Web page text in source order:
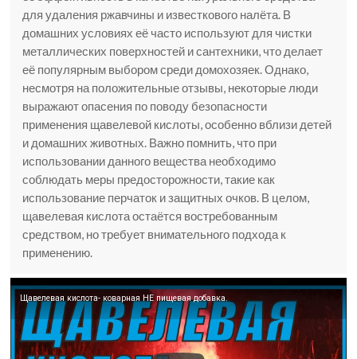
для удаления ржавчины и известкового налёта. В
домашних условиях её часто используют для чистки
металлических поверхностей и сантехники, что делает
её популярным выбором среди домохозяек. Однако,
несмотря на положительные отзывы, некоторые люди
выражают опасения по поводу безопасности
применения щавелевой кислоты, особенно вблизи детей
и домашних животных. Важно помнить, что при
использовании данного вещества необходимо
соблюдать меры предосторожности, такие как
использование перчаток и защитных очков. В целом,
щавелевая кислота остаётся востребованным
средством, но требует внимательного подхода к
применению.
Щавелевая кислота- коварная НЕ пищевая добавка.